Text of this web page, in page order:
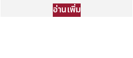
อ่านเพิ่ม